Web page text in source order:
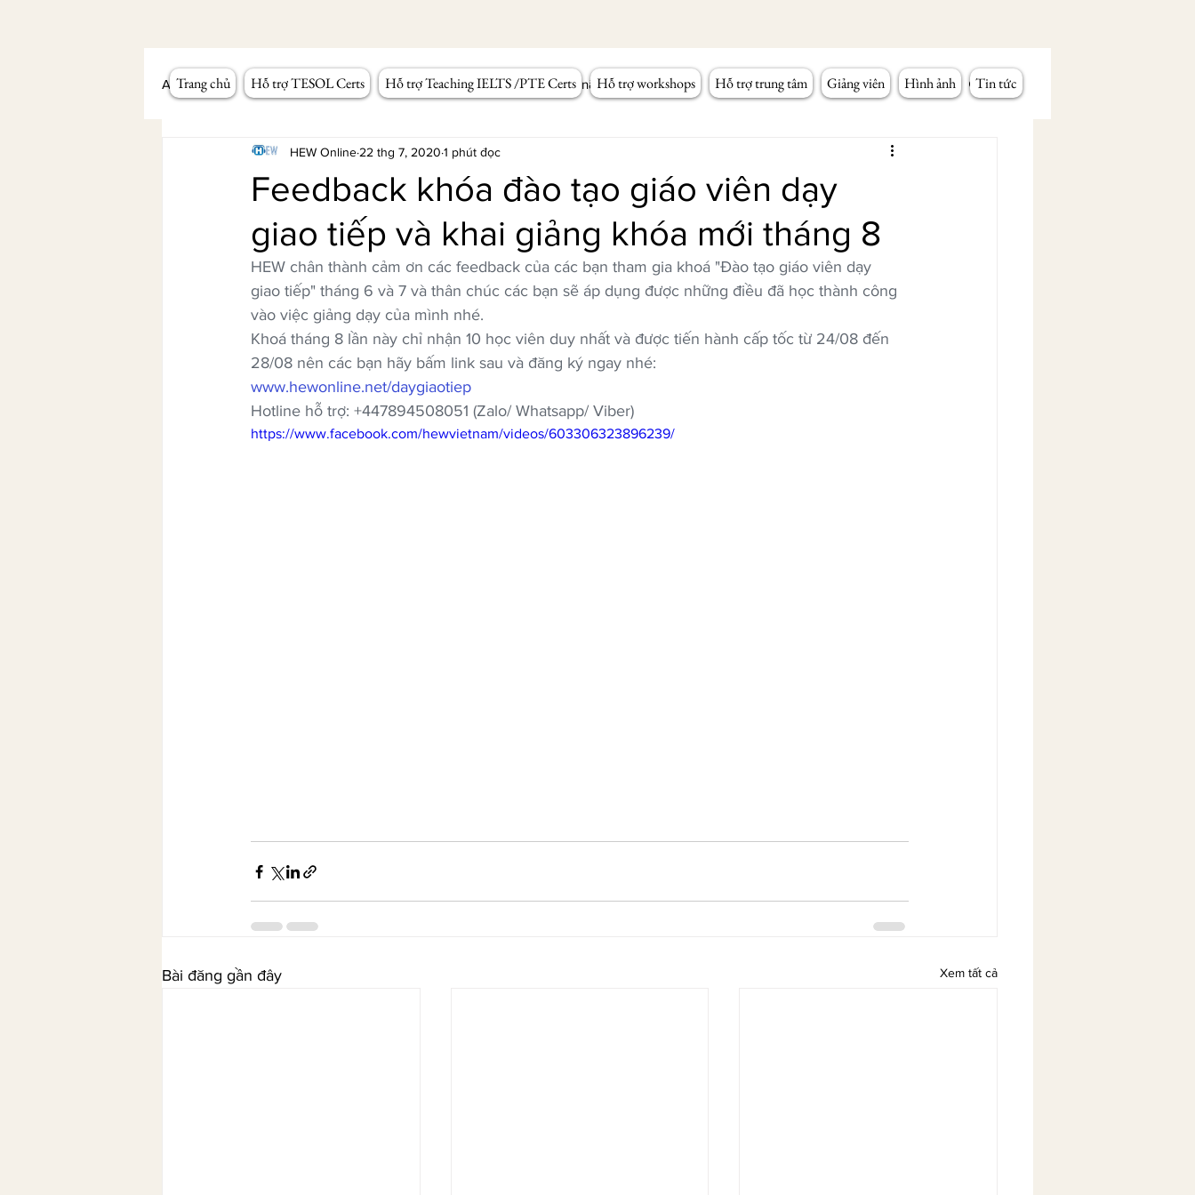
Trang chủ Hỗ trợ TESOL Certs Hỗ trợ Teaching IELTS /PTE Certs Hỗ trợ workshops Hỗ trợ trung tâm Giảng viên Hình ảnh Tin tức
All Posts Workshop giảng dạy Workshop Tiếng Anh Kỹ năng giảng dạy
Feedback khóa đào tạo giáo viên dạy
giao tiếp và khai giảng khóa mới tháng 8
HEW Online 22 thg 7, 2020 1 phút đọc
HEW chân thành cảm ơn các feedback của các bạn tham gia khoá "Đào tạo giáo viên dạy
giao tiếp" tháng 6 và 7 và thân chúc các bạn sẽ áp dụng được những điều đã học thành công
vào việc giảng dạy của mình nhé.
Khoá tháng 8 lần này chỉ nhận 10 học viên duy nhất và được tiến hành cấp tốc từ 24/08 đến
28/08 nên các bạn hãy bấm link sau và đăng ký ngay nhé:
www.hewonline.net/daygiaotiep
Hotline hỗ trợ: +447894508051 (Zalo/ Whatsapp/ Viber)
https://www.facebook.com/hewvietnam/videos/603306323896239/
Bài đăng gần đây Xem tất cả